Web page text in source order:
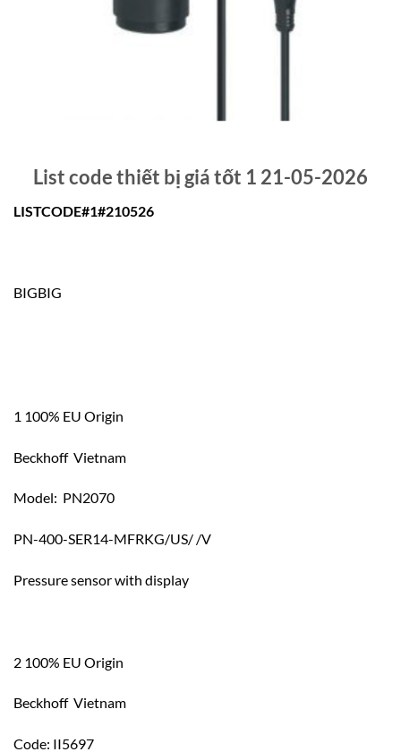
List code thiết bị giá tốt 1 21-05-2026
LISTCODE#1#210526
BIGBIG
1 100% EU Origin
Beckhoff Vietnam
Model: PN2070
PN-400-SER14-MFRKG/US/ /V
Pressure sensor with display
2 100% EU Origin
Beckhoff Vietnam
Code: II5697